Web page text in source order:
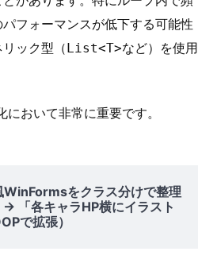
フォーマンスが低下する可能性
ック型（List<T>など）を使用
おいて非常に重要です。
WinFormsをクラス分けで整理
「各キャラHP横にイラスト
で拡張）